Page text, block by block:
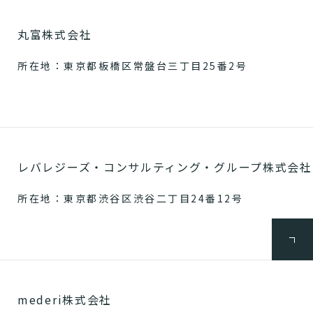
丸富株式会社
所在地：東京都板橋区常盤台三丁目25番2号
レバレジーズ・コンサルティング・グループ株式会社
所在地：東京都渋谷区渋谷二丁目24番12号
mederi株式会社